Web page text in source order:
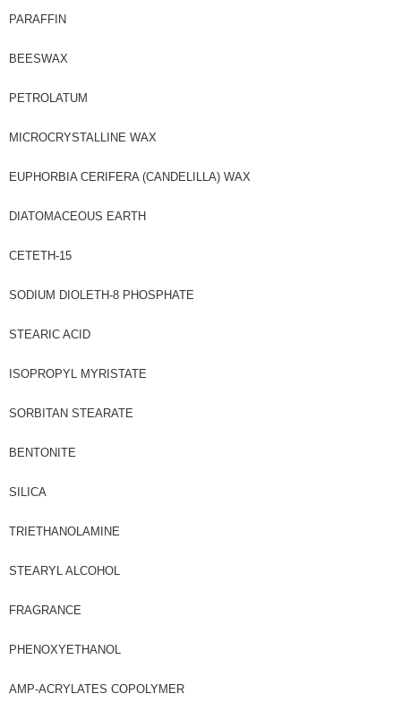
PARAFFIN
BEESWAX
PETROLATUM
MICROCRYSTALLINE WAX
EUPHORBIA CERIFERA (CANDELILLA) WAX
DIATOMACEOUS EARTH
CETETH-15
SODIUM DIOLETH-8 PHOSPHATE
STEARIC ACID
ISOPROPYL MYRISTATE
SORBITAN STEARATE
BENTONITE
SILICA
TRIETHANOLAMINE
STEARYL ALCOHOL
FRAGRANCE
PHENOXYETHANOL
AMP-ACRYLATES COPOLYMER